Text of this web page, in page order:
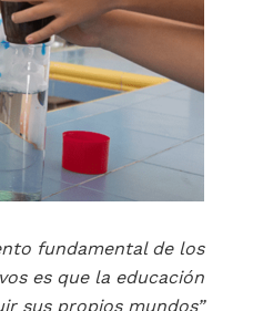
fundamental de los
es que la educación
sus propios mundos”